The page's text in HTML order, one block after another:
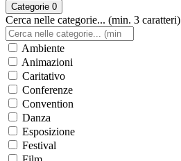
Categorie 0
Cerca nelle categorie... (min. 3 caratteri)
Ambiente
Animazioni
Caritativo
Conferenze
Convention
Danza
Esposizione
Festival